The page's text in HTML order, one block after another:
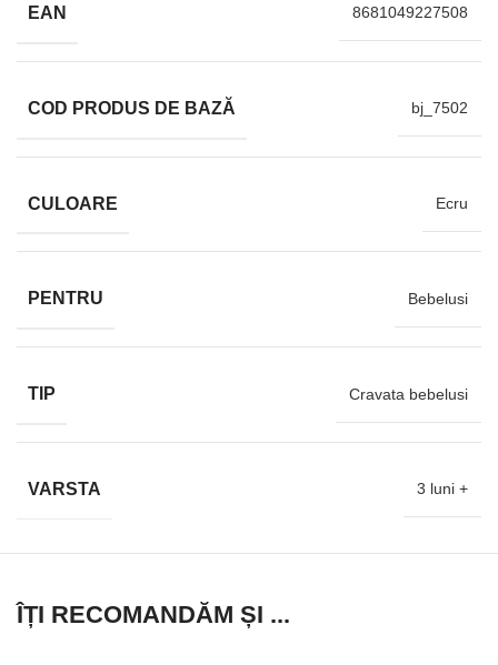
EAN 8681049227508
COD PRODUS DE BAZĂ bj_7502
CULOARE Ecru
PENTRU Bebelusi
TIP Cravata bebelusi
VARSTA 3 luni +
ÎȚI RECOMANDĂM ȘI ...